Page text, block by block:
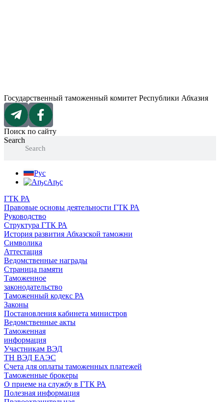
Государственный таможенный комитет Республики Абхазия
Поиск по сайту
Search
Search
Рус
Аҧс
ГТК РА
Правовые основы деятельности ГТК РА
Руководство
Структура ГТК РА
История развития Абхазской таможни
Символика
Аттестация
Ведомственные награды
Страница памяти
Таможенное
законодательство
Таможенный кодекс РА
Законы
Постановления кабинета министров
Ведомственные акты
Таможенная
информация
Участникам ВЭД
ТН ВЭД ЕАЭС
Счета для оплаты таможенных платежей
Таможенные брокеры
О приеме на службу в ГТК РА
Полезная информация